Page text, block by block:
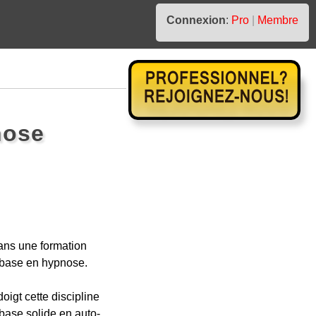
Connexion: Pro Membre
une formation
en hypnose.
cette discipline
solide en auto-